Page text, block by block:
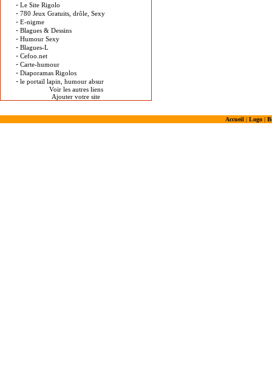
- Le Site Rigolo
- 780 Jeux Gratuits, drôle, Sexy
- E-nigme
- Blagues & Dessins
- Humour Sexy
- Blagues-L
- Cefoo.net
- Carte-humour
- Diaporamas Rigolos
- le portail lapin, humour absur
Voir les autres liens
Ajouter votre site
Accueil| Logo|